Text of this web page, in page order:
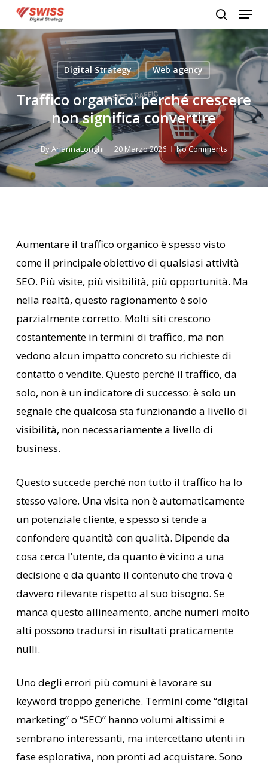
Skip
to
main
content
search
Menu
Digital Strategy Web agency
Traffico organico: perché crescere
non significa convertire
ByAriannaLonghi 20 Marzo 2026 No Comments
Aumentare il traffico organico è spesso visto
come il principale obiettivo di qualsiasi attività
SEO. Più visite, più visibilità, più opportunità. Ma
nella realtà, questo ragionamento è solo
parzialmente corretto. Molti siti crescono
costantemente in termini di traffico, ma non
vedono alcun impatto concreto su richieste di
contatto o vendite. Questo perché il traffico, da
solo, non è un indicatore di successo: è solo un
segnale che qualcosa sta funzionando a livello di
visibilità, non necessariamente a livello di
business.
Questo succede perché non tutto il traffico ha lo
stesso valore. Una visita non è automaticamente
un potenziale cliente, e spesso si tende a
confondere quantità con qualità. Dipende da
cosa cerca l’utente, da quanto è vicino a una
decisione e da quanto il contenuto che trova è
davvero rilevante rispetto al suo bisogno. Se
manca questo allineamento, anche numeri molto
alti possono tradursi in risultati praticamente
nulli.
Uno degli errori più comuni è lavorare su
keyword troppo generiche. Termini come “digital
marketing” o “SEO” hanno volumi altissimi e
sembrano interessanti, ma intercettano utenti in
fase esplorativa, non pronti ad acquistare. Sono
Close
Menu